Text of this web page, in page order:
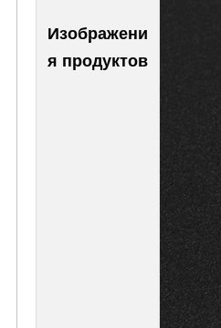
Изображени
я продуктов